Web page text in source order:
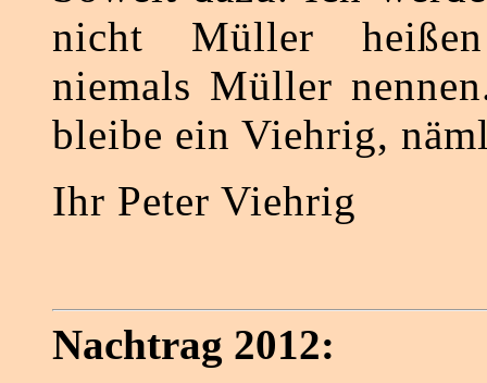
nicht Müller
niemals Müller
bleibe ein Viehrig,
Ihr Peter Viehrig
Nachtrag 2012: